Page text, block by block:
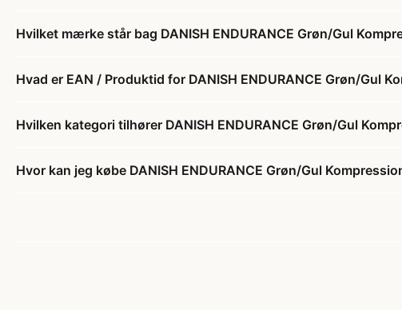
Hvilket mærke står bag DANISH ENDURANCE Grøn/Gul
Hvad er EAN / Produktid for DANISH ENDURANCE Grøn/Gul
Hvilken kategori tilhører DANISH ENDURANCE Grøn/Gul
Hvor kan jeg købe DANISH ENDURANCE Grøn/Gul